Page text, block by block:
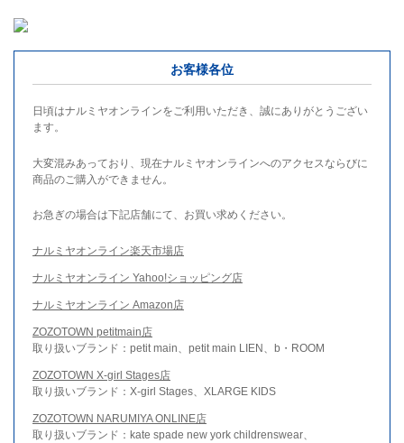
お客様各位
日頃はナルミヤオンラインをご利用いただき、誠にありがとうござい
ます。
大変混みあっており、現在ナルミヤオンラインへのアクセスならびに
商品のご購入ができません。
お急ぎの場合は下記店舗にて、お買い求めください。
ナルミヤオンライン楽天市場店
ナルミヤオンライン Yahoo!ショッピング店
ナルミヤオンライン Amazon店
ZOZOTOWN petitmain店
取り扱いブランド：petit main、petit main LIEN、b・ROOM
ZOZOTOWN X-girl Stages店
取り扱いブランド：X-girl Stages、XLARGE KIDS
ZOZOTOWN NARUMIYA ONLINE店
取り扱いブランド：kate spade new york childrenswear、